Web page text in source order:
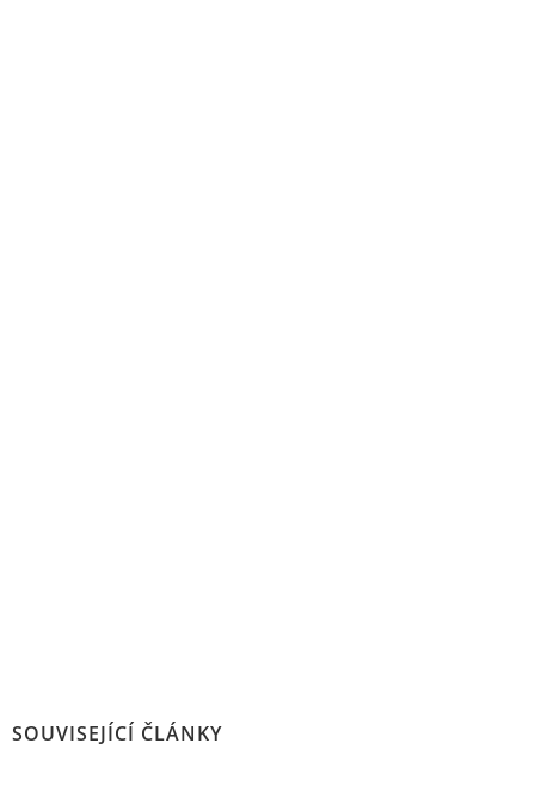
SOUVISEJÍCÍ ČLÁNKY